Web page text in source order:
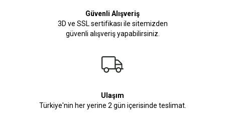
Güvenli Alışveriş
3D ve SSL sertifikası ile sitemizden
güvenli alışveriş yapabilirsiniz.
Ulaşım
Türkiye'nin her yerine 2 gün içerisinde teslimat.